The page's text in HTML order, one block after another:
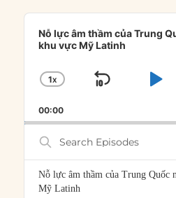
Audio
Player
Nỗ lực âm thầm của Trung
khu vực Mỹ Latinh
CHANGE
RATE
1X
SKIP
00:00
Search
Episodes
Nỗ lực âm thầm của Trung Quốc
Mỹ Latinh